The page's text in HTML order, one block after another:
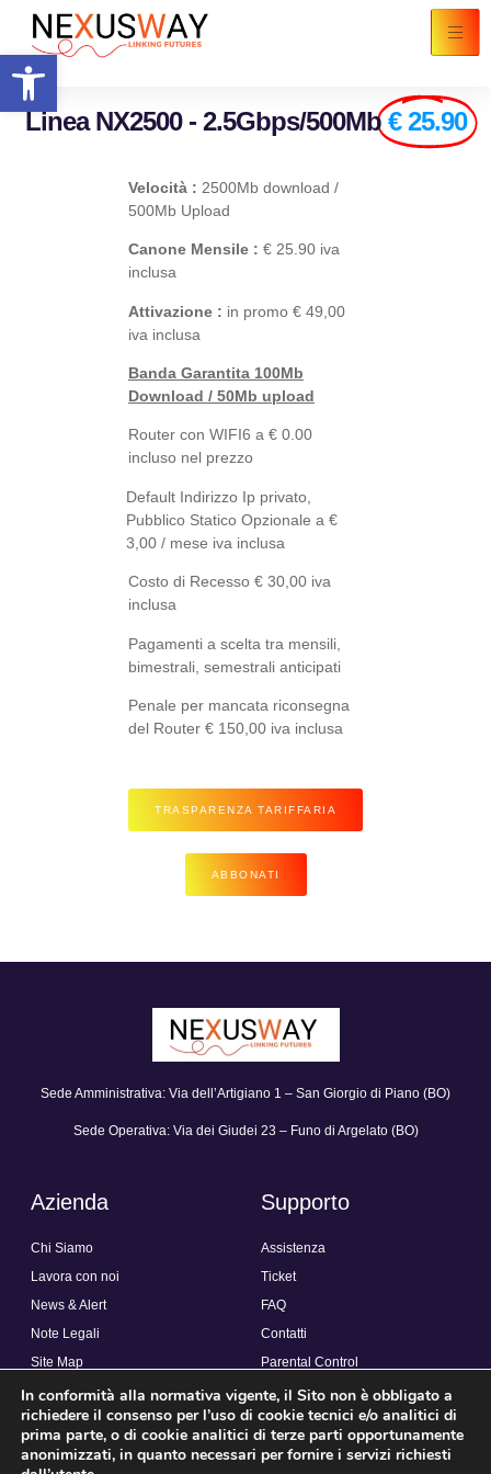
Apri la barra degli strumenti
Linea NX2500 - 2.5Gbps/500Mb € 25.90
Velocità : 2500Mb download /
500Mb Upload
Canone Mensile : € 25.90 iva
inclusa
Attivazione : in promo € 49,00
iva inclusa
Banda Garantita 100Mb
Download / 50Mb upload
Router con WIFI6 a € 0.00
incluso nel prezzo
Default Indirizzo Ip privato,
Pubblico Statico Opzionale a €
3,00 / mese iva inclusa
Costo di Recesso € 30,00 iva
inclusa
Pagamenti a scelta tra mensili,
bimestrali, semestrali anticipati
Penale per mancata riconsegna
del Router € 150,00 iva inclusa
TRASPARENZA TARIFFARIA
ABBONATI
Sede Amministrativa: Via dell’Artigiano 1 – San Giorgio di Piano (BO)
Sede Operativa: Via dei Giudei 23 – Funo di Argelato (BO)
Azienda
Chi Siamo
Lavora con noi
News & Alert
Note Legali
Site Map
Supporto
Assistenza
Ticket
FAQ
Contatti
Parental Control
Link rapidi
In conformità alla normativa vigente, il Sito non è obbligato a
richiedere il consenso per l’uso di cookie tecnici e/o analitici di
prima parte, o di cookie analitici di terze parti opportunamente
anonimizzati, in quanto necessari per fornire i servizi richiesti